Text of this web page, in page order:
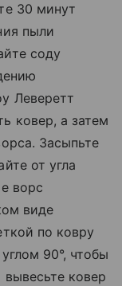
30 минут
пыли
соду
Леверетт
ковер, а затем
Засыпьте
от угла
ворс
виде
по ковру
90°, чтобы
ковер